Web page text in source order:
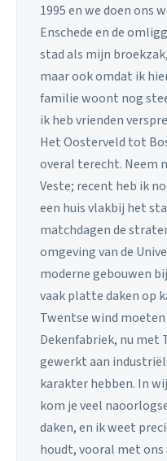
1995 en we doen ons
Enschede en de
stad als mijn
maar ook omdat ik
familie woont nog
ik heb vrienden
Het Oosterveld tot
overal terecht. Neem
Veste; recent heb ik
een huis vlakbij het
matchdagen de
omgeving van de
moderne gebouwen
vaak platte daken op
Twentse wind moeten
Dekenfabriek, nu met
gewerkt aan
karakter hebben. In
kom je veel
daken, en ik weet
houdt, vooral met ons